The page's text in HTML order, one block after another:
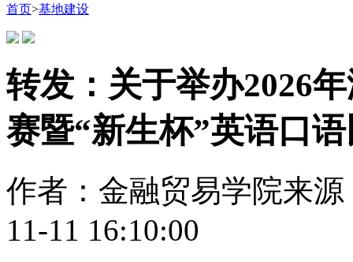
首页>基地建设
转发：关于举办2026
赛暨“新生杯”英语口
作者：金融贸易学院来源
11-11 16:10:00